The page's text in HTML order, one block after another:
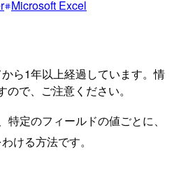
Microsoft Excel
ら1年以上経過しています。情
で、ご注意ください。
定のフィールドの値ごとに、
ける方法です。